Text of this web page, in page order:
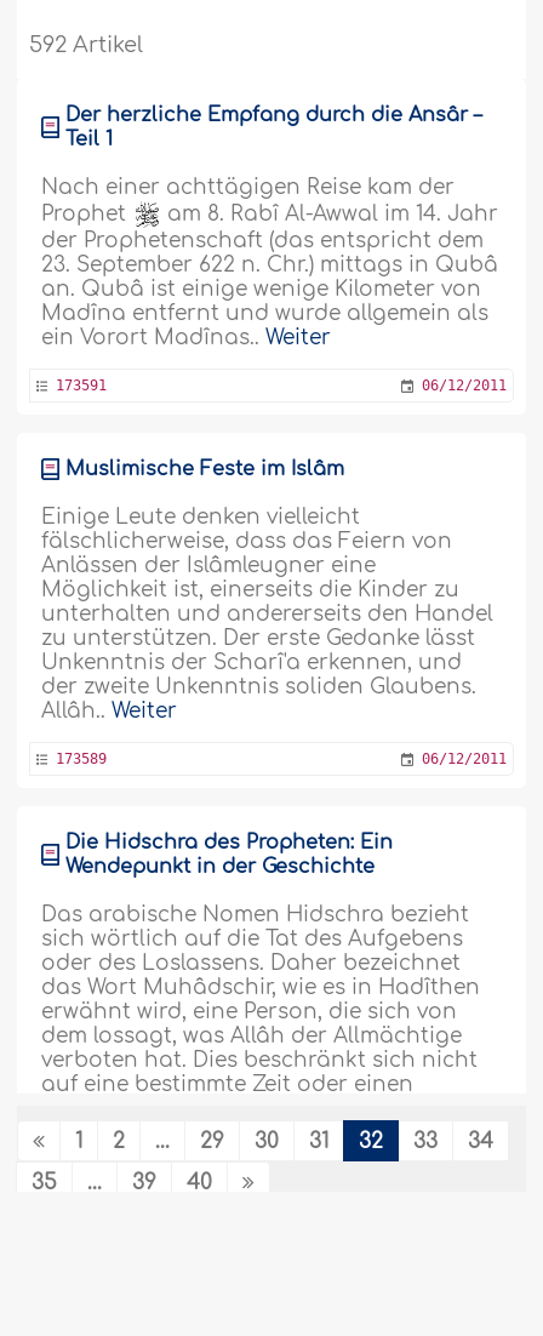
592 Artikel
Der herzliche Empfang durch die Ansâr –
Teil 1
Nach einer achttägigen Reise kam der
Prophet
am 8. Rabî Al-Awwal im 14. Jahr
der Prophetenschaft (das entspricht dem
23. September 622 n. Chr.) mittags in Qubâ
an. Qubâ ist einige wenige Kilometer von
Madîna entfernt und wurde allgemein als
ein Vorort Madînas..Weiter
173591 06/12/2011
Muslimische Feste im Islâm
Einige Leute denken vielleicht
fälschlicherweise, dass das Feiern von
Anlässen der Islâmleugner eine
Möglichkeit ist, einerseits die Kinder zu
unterhalten und andererseits den Handel
zu unterstützen. Der erste Gedanke lässt
Unkenntnis der Scharî'a erkennen, und
der zweite Unkenntnis soliden Glaubens.
Allâh..Weiter
173589 06/12/2011
Die Hidschra des Propheten: Ein
Wendepunkt in der Geschichte
Das arabische Nomen Hidschra bezieht
sich wörtlich auf die Tat des Aufgebens
oder des Loslassens. Daher bezeichnet
das Wort Muhâdschir, wie es in Hadîthen
erwähnt wird, eine Person, die sich von
dem lossagt, was Allâh der Allmächtige
verboten hat. Dies beschränkt sich nicht
auf eine bestimmte Zeit oder einen
1 2 ... 29 30 31 32 33
34
35
... 39 40